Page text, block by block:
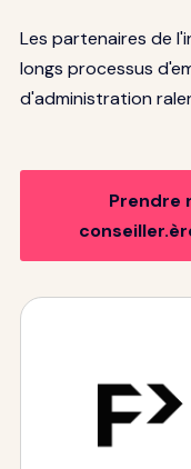
Les partenaires de
longs processus
d'administration
Prendre